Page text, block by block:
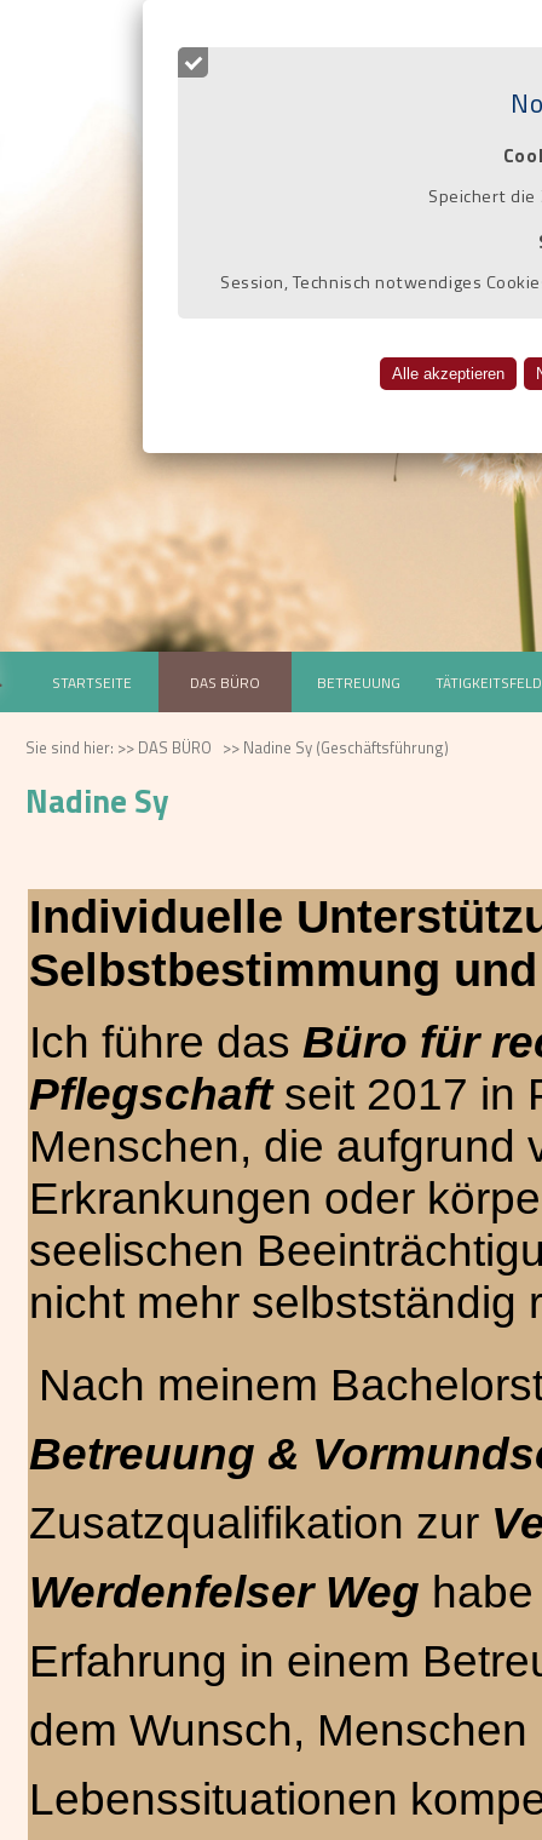
Speichert die
Session, Technisch notwendiges
STARTSEITE DAS BÜRO BETREUUNG
Sie sind hier: >> DAS BÜRO >> Nadine Sy (Geschäftsführung)
Nadine Sy
Individuelle
Selbstbestimmung
Ich führe das Büro für
Pflegschaft seit 2017 in
Menschen, die aufgrund
Erkrankungen oder
seelischen
nicht mehr selbstständig
Nach meinem
Betreuung &
Zusatzqualifikation zur
Werdenfelser Weg
Erfahrung in einem
dem Wunsch,
Lebenssituationen